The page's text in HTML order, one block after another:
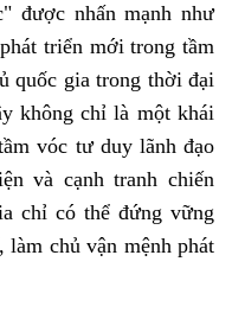
được nhấn mạnh như
triển mới trong tầm
quốc gia trong thời đại
không chỉ là một khái
vóc tư duy lãnh đạo
và cạnh tranh chiến
chỉ có thể đứng vững
chủ vận mệnh phát